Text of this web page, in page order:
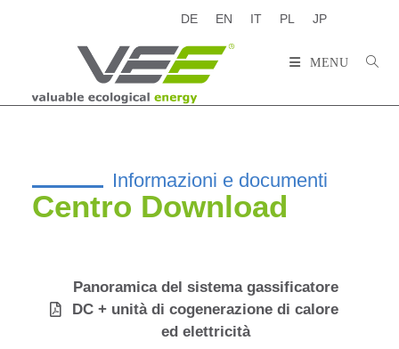
DE EN IT PL JP
MENU
Informazioni e documenti
Centro Download
Panoramica del sistema gassificatore
DC + unità di cogenerazione di calore
ed elettricità